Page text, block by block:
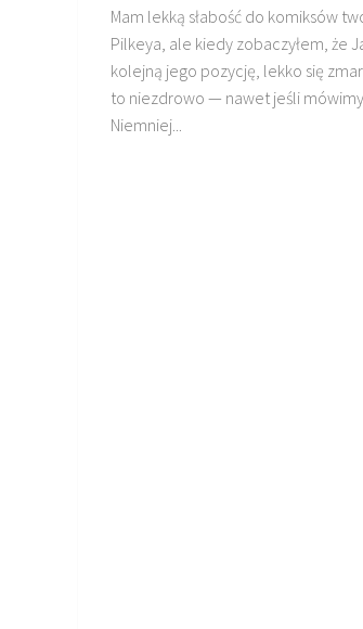
Mam lekką słabość do komiksów
Pilkeya, ale kiedy zobaczyłem, że
kolejną jego pozycję, lekko się
to niezdrowo — nawet jeśli
Niemniej...